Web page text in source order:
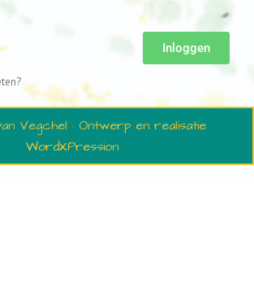
Inloggen
Vegchel · Ontwerp en realisatie
WordXPression